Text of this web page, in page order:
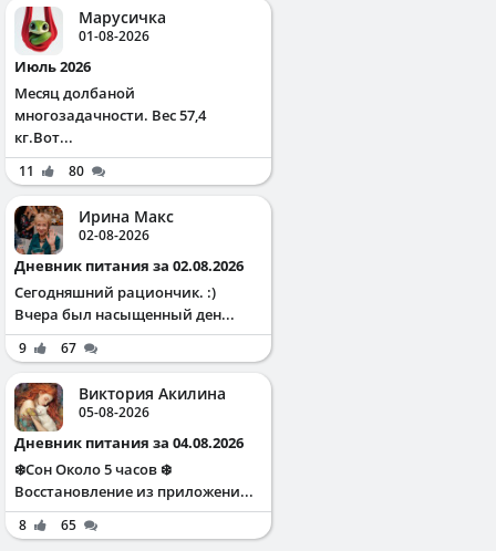
Марусичка
01-08-2026
Июль 2026
Месяц долбаной
многозадачности. Вес 57,4
кг.Вот...
11 80
Ирина Макс
02-08-2026
Дневник питания за 02.08.2026
Сегодняшний рациончик. :)
Вчера был насыщенный ден...
9 67
Виктория Акилина
05-08-2026
Дневник питания за 04.08.2026
❄️Сон Около 5 часов ❄️
Восстановление из приложени...
8
65